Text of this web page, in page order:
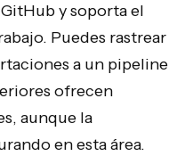
y soporta el
Puedes rastrear
a un pipeline
ofrecen
aunque la
en esta área.